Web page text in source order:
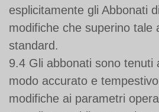
esplicitamente gli Abbonati
modifiche che superino tale
standard.
9.4 Gli abbonati sono tenuti
modo accurato e
modifiche ai parametri